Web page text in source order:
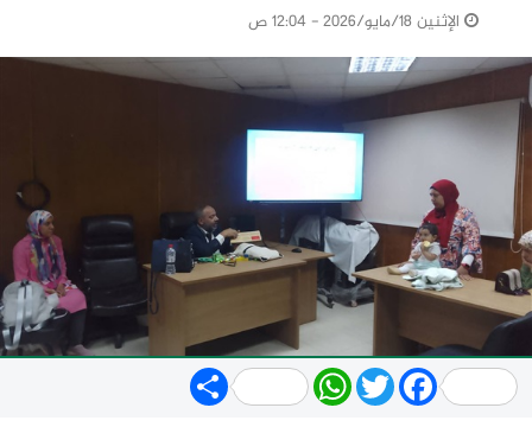
الإثنين 18/مايو/2026 - 12:04 ص
Share WhatsApp
TwitterFacebook